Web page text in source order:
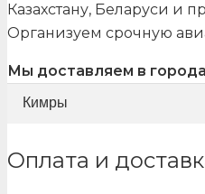
Казахстану, Беларуси и
Организуем срочную
Мы доставляем в
Оплата и